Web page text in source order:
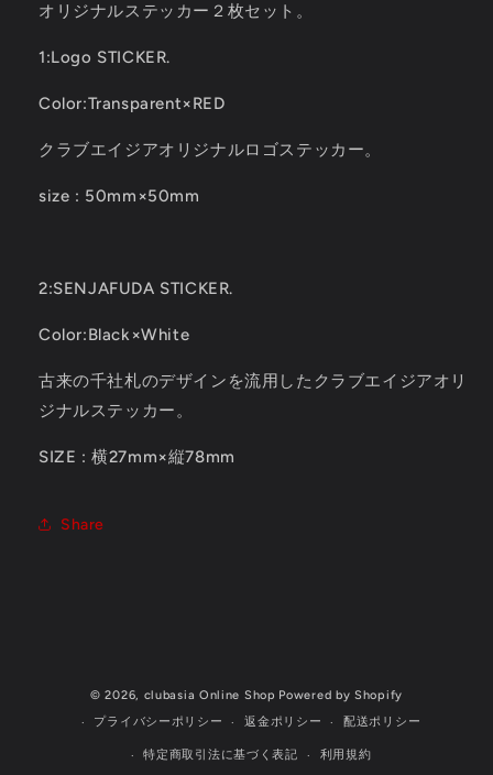
オリジナルステッカー２枚セット。
1:Logo STICKER.
Color:Transparent×RED
クラブエイジアオリジナルロゴステッカー。
size : 50mm×50mm
2:SENJAFUDA STICKER.
Color:Black×White
古来の千社札のデザインを流用したクラブエイジアオリ
ジナルステッカー。
SIZE : 横27mm×縦78mm
Share
© 2026, clubasia Online Shop Powered by Shopify
プライバシーポリシー
返金ポリシー 配送ポリシー
特定商取引法に基づく表記 利用規約